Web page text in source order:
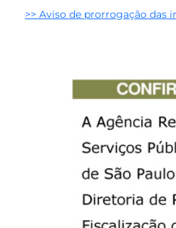
>> Aviso de prorrogação das